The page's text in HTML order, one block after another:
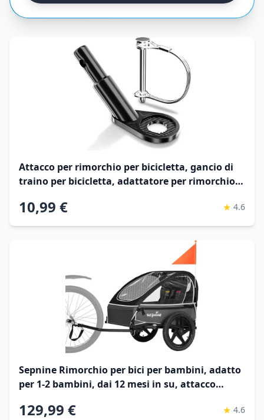
Attacco per rimorchio per bicicletta, gancio di
traino per bicicletta, adattatore per rimorchio
bicicletta per rimorchi per bambini, adattatore
10,99 € ★ 4.6
Sepnine Rimorchio per bici per bambini, adatto
per 1-2 bambini, dai 12 mesi in su, attacco
punti e borse per riporre oggetti
129,99 € ★ 4.6